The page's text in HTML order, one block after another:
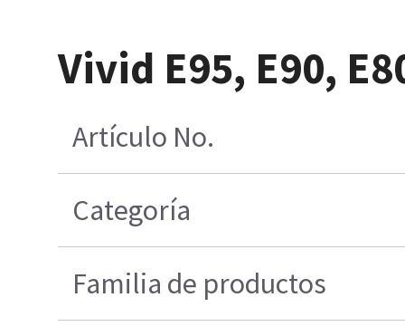
Vivid E95, E90,
Artículo No.
Categoría
Familia de productos